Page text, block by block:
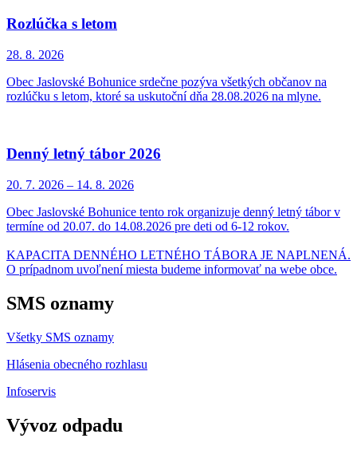
Rozlúčka s letom
28. 8. 2026
Obec Jaslovské Bohunice srdečne pozýva všetkých občanov na
rozlúčku s letom, ktoré sa uskutoční dňa 28.08.2026 na mlyne.
Denný letný tábor 2026
20. 7. 2026 – 14. 8. 2026
Obec Jaslovské Bohunice tento rok organizuje denný letný tábor v
termíne od 20.07. do 14.08.2026 pre deti od 6-12 rokov.
KAPACITA DENNÉHO LETNÉHO TÁBORA JE NAPLNENÁ.
O prípadnom uvoľnení miesta budeme informovať na webe obce.
SMS oznamy
Všetky SMS oznamy
Hlásenia obecného rozhlasu
Infoservis
Vývoz odpadu